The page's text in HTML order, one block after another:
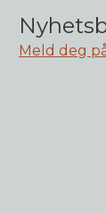
Meld deg